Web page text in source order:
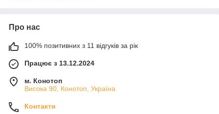
Про нас
100% позитивних з 11 відгуків за рік
Працює з 13.12.2024
м. Конотоп
Висока 90, Конотоп, Україна
Контакти